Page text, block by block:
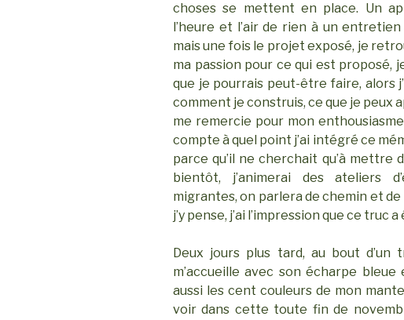
choses se mettent en place. Un
l’heure et l’air de rien à un
mais une fois le projet exposé, je
ma passion pour ce qui est proposé,
que je pourrais peut-être faire, alors
comment je construis, ce que je peux
me remercie pour mon enthousiasme
compte à quel point j’ai intégré ce
parce qu’il ne cherchait qu’à mettre
bientôt, j’animerai des ateliers
migrantes, on parlera de chemin et
j’y pense, j’ai l’impression que ce truc
Deux jours plus tard, au bout d’un
m’accueille avec son écharpe
aussi les cent couleurs de mon
voir dans cette toute fin de